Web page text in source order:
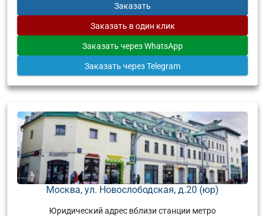
Заказать
Заказать в один клик
Заказать через WhatsApp
Заказать через Telegram
Москва, ул. Новослободская, д.20 (юр)
Юридический адрес вблизи станции метро